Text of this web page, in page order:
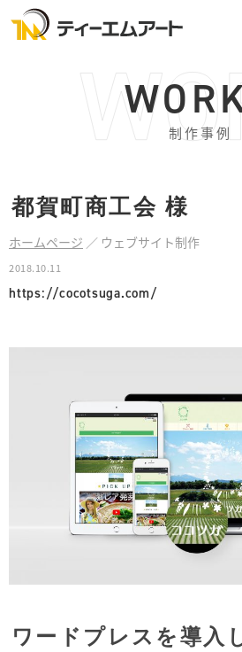
制作事例
都賀町商工会 様
ホームページ ／ ウェブサイト制作
2018.10.11
https://cocotsuga.com/
ワードプレスを導入